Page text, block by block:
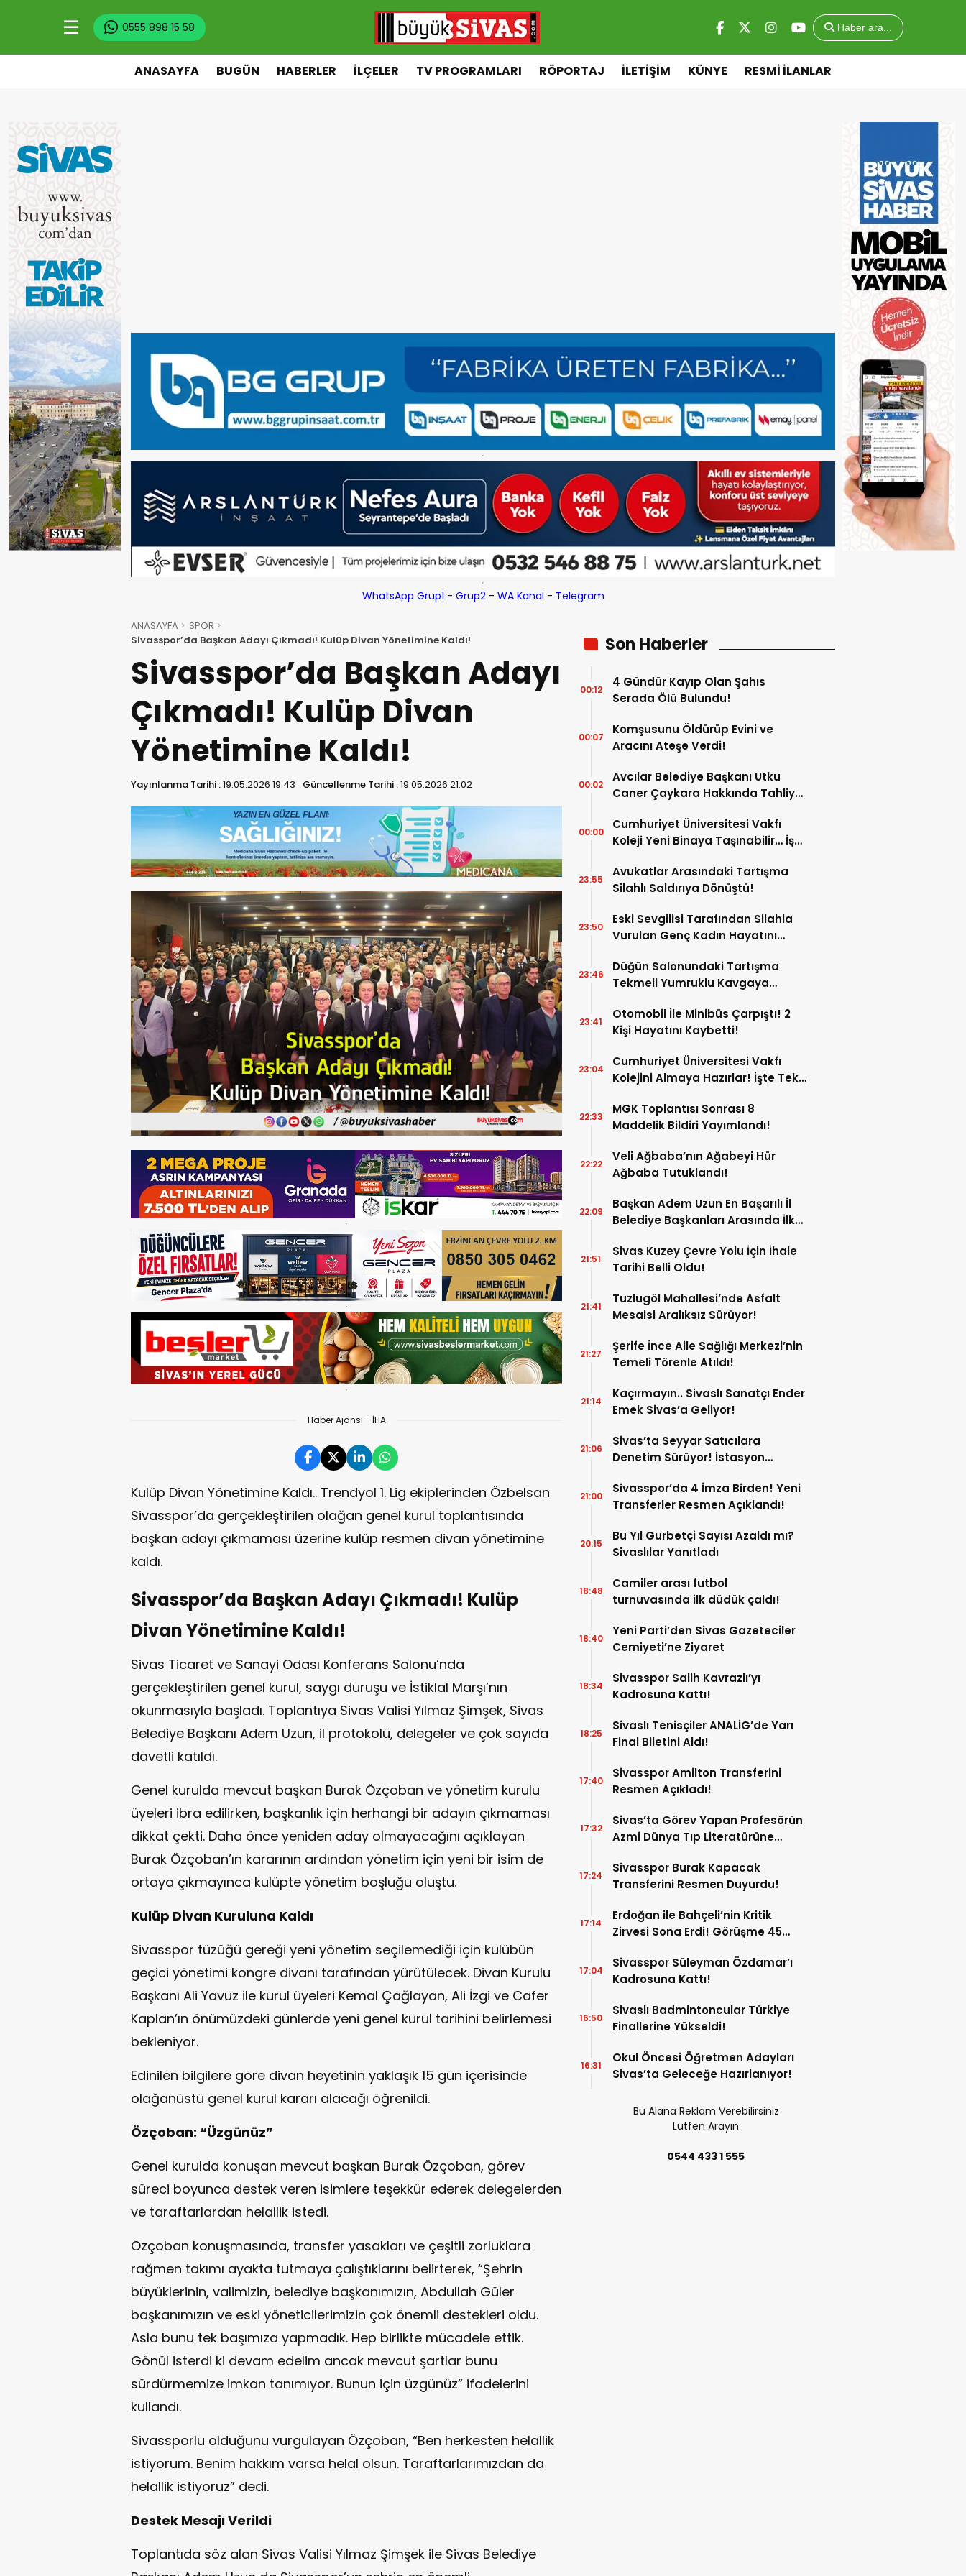
☰ 0555 898 15 58 Haber ara...
ANASAYFA BUGÜN HABERLER İLÇELER TV PROGRAMLARI RÖPORTAJ İLETİŞİM KÜNYE RESMİ İLANLAR
WhatsApp Grup1 - Grup2- WA Kanal - Telegram
ANASAYFA
SPOR
Sivasspor’da Başkan Adayı Çıkmadı! Kulüp Divan Yönetimine Kaldı!
Sivasspor’da Başkan Adayı
Çıkmadı! Kulüp Divan
Yönetimine Kaldı!
Yayınlanma Tarihi :19.05.2026 19:43 Güncellenme Tarihi :19.05.2026 21:02
Haber Ajansı - İHA
Kulüp Divan Yönetimine Kaldı.. Trendyol 1. Lig ekiplerinden Özbelsan
Sivasspor’da gerçekleştirilen olağan genel kurul toplantısında
başkan adayı çıkmaması üzerine kulüp resmen divan yönetimine
kaldı.
Sivasspor’da Başkan Adayı Çıkmadı! Kulüp
Divan Yönetimine Kaldı!
Sivas Ticaret ve Sanayi Odası Konferans Salonu’nda
gerçekleştirilen genel kurul, saygı duruşu ve İstiklal Marşı’nın
okunmasıyla başladı. Toplantıya Sivas Valisi Yılmaz Şimşek, Sivas
Belediye Başkanı Adem Uzun, il protokolü, delegeler ve çok sayıda
davetli katıldı.
Genel kurulda mevcut başkan Burak Özçoban ve yönetim kurulu
üyeleri ibra edilirken, başkanlık için herhangi bir adayın çıkmaması
dikkat çekti. Daha önce yeniden aday olmayacağını açıklayan
Burak Özçoban’ın kararının ardından yönetim için yeni bir isim de
ortaya çıkmayınca kulüpte yönetim boşluğu oluştu.
Kulüp Divan Kuruluna Kaldı
Sivasspor tüzüğü gereği yeni yönetim seçilemediği için kulübün
geçici yönetimi kongre divanı tarafından yürütülecek. Divan Kurulu
Başkanı Ali Yavuz ile kurul üyeleri Kemal Çağlayan, Ali İzgi ve Cafer
Kaplan’ın önümüzdeki günlerde yeni genel kurul tarihini belirlemesi
bekleniyor.
Edinilen bilgilere göre divan heyetinin yaklaşık 15 gün içerisinde
olağanüstü genel kurul kararı alacağı öğrenildi.
Özçoban: “Üzgünüz”
Genel kurulda konuşan mevcut başkan Burak Özçoban, görev
süreci boyunca destek veren isimlere teşekkür ederek delegelerden
ve taraftarlardan helallik istedi.
Özçoban konuşmasında, transfer yasakları ve çeşitli zorluklara
rağmen takımı ayakta tutmaya çalıştıklarını belirterek, “Şehrin
büyüklerinin, valimizin, belediye başkanımızın, Abdullah Güler
başkanımızın ve eski yöneticilerimizin çok önemli destekleri oldu.
Asla bunu tek başımıza yapmadık. Hep birlikte mücadele ettik.
Gönül isterdi ki devam edelim ancak mevcut şartlar bunu
sürdürmemize imkan tanımıyor. Bunun için üzgünüz” ifadelerini
kullandı.
Sivassporlu olduğunu vurgulayan Özçoban, “Ben herkesten helallik
istiyorum. Benim hakkım varsa helal olsun. Taraftarlarımızdan da
helallik istiyoruz” dedi.
Destek Mesajı Verildi
Toplantıda söz alan Sivas Valisi Yılmaz Şimşek ile Sivas Belediye
Son Haberler
4 Gündür Kayıp Olan Şahıs
Serada Ölü Bulundu!
00:12
Komşusunu Öldürüp Evini ve
Aracını Ateşe Verdi!
00:07
Avcılar Belediye Başkanı Utku
Caner Çaykara Hakkında Tahliye
00:02
Cumhuriyet Üniversitesi Vakfı
Koleji Yeni Binaya Taşınabilir… İşte
00:00
Avukatlar Arasındaki Tartışma
Silahlı Saldırıya Dönüştü!
23:55
Eski Sevgilisi Tarafından Silahla
Vurulan Genç Kadın Hayatını
23:50
Düğün Salonundaki Tartışma
Tekmeli Yumruklu Kavgaya
23:46
Otomobil İle Minibüs Çarpıştı! 2
Kişi Hayatını Kaybetti!
23:41
Cumhuriyet Üniversitesi Vakfı
Kolejini Almaya Hazırlar! İşte Tek
23:04
MGK Toplantısı Sonrası 8
Maddelik Bildiri Yayımlandı!
22:33
Veli Ağbaba’nın Ağabeyi Hür
Ağbaba Tutuklandı!
22:22
Başkan Adem Uzun En Başarılı İl
Belediye Başkanları Arasında İlk
22:09
Sivas Kuzey Çevre Yolu İçin İhale
Tarihi Belli Oldu!
21:51
Tuzlugöl Mahallesi’nde Asfalt
Mesaisi Aralıksız Sürüyor!
21:41
Şerife İnce Aile Sağlığı Merkezi’nin
Temeli Törenle Atıldı!
21:27
Kaçırmayın.. Sivaslı Sanatçı Ender
Emek Sivas’a Geliyor!
21:14
Sivas’ta Seyyar Satıcılara
Denetim Sürüyor! İstasyon
21:06
Sivasspor’da 4 İmza Birden! Yeni
Transferler Resmen Açıklandı!
21:00
Bu Yıl Gurbetçi Sayısı Azaldı mı?
Sivaslılar Yanıtladı
20:15
Camiler arası futbol
turnuvasında ilk düdük çaldı!
18:48
Yeni Parti’den Sivas Gazeteciler
Cemiyeti’ne Ziyaret
18:40
Sivasspor Salih Kavrazlı’yı
Kadrosuna Kattı!
18:34
Sivaslı Tenisçiler ANALİG’de Yarı
Final Biletini Aldı!
18:25
Sivasspor Amilton Transferini
Resmen Açıkladı!
17:40
Sivas’ta Görev Yapan Profesörün
Azmi Dünya Tıp Literatürüne
17:32
Sivasspor Burak Kapacak
Transferini Resmen Duyurdu!
17:24
Erdoğan ile Bahçeli’nin Kritik
Zirvesi Sona Erdi! Görüşme 45
17:14
Sivasspor Süleyman Özdamar’ı
Kadrosuna Kattı!
17:04
Sivaslı Badmintoncular Türkiye
Finallerine Yükseldi!
16:50
Okul Öncesi Öğretmen Adayları
Sivas’ta Geleceğe Hazırlanıyor!
16:31
Bu Alana Reklam Verebilirsiniz
Lütfen Arayın
0544 433 1 555